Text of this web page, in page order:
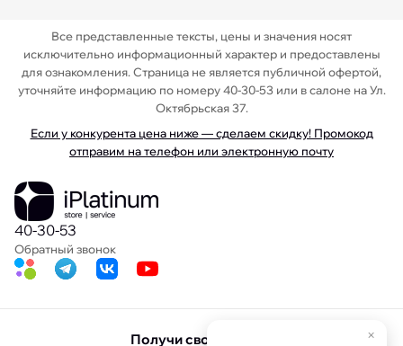
Все представленные тексты, цены и значения носят
исключительно информационный характер и предоставлены
для ознакомления. Страница не является публичной офертой,
уточняйте информацию по номеру 40-30-53 или в салоне на Ул.
Октябрьская 37.
Если у конкурента цена ниже — сделаем скидку! Промокод
отправим на телефон или электронную почту
40-30-53
Обратный звонок
Получи свою скидку ×